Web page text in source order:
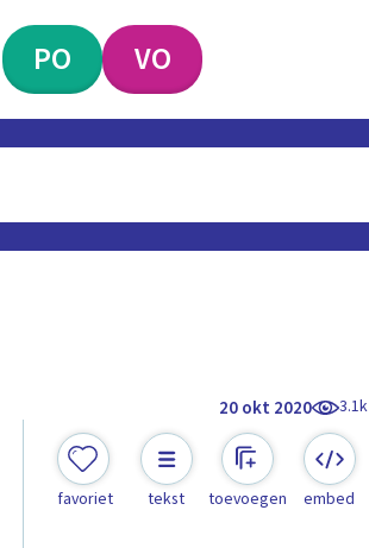
PO VO
20 okt 2020 3.1k
favoriet tekst toevoegen embed